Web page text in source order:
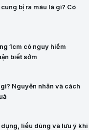
bị ra máu là gì? Có
1cm có nguy hiểm
biết sớm
Nguyên nhân và cách
liều dùng và lưu ý khi